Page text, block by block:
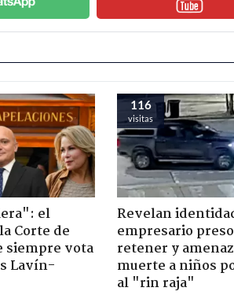
el
Corte de
siempre vota
Lavín-
116
visitas
Revelan
empresario
retener y
muerte a niños
al "rin raja"